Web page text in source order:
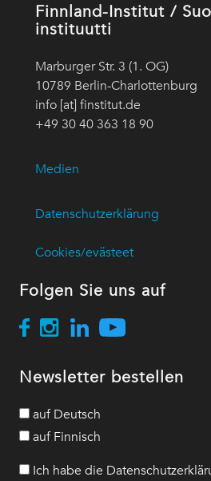
Finnland-Institut /
instituutti
Marburger Str. 3 (1. OG)
10789 Berlin-Charlottenburg
info [at] finstitut.de
+49 30 40 363 18 90
Medien
Datenschutzerklärung
Cookies/evästeet
Folgen Sie uns auf
Newsletter bestellen
auf Deutsch
auf Finnisch
Ich habe die